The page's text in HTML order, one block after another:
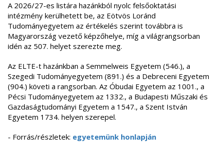
A 2026/27-es listára hazánkból nyolc felsőoktatási
intézmény kerülhetett be, az Eötvös Loránd
Tudományegyetem az értékelés szerint továbbra is
Magyarország vezető képzőhelye, míg a világrangsorban
idén az 507. helyet szerezte meg.
Az ELTE-t hazánkban a Semmelweis Egyetem (546.), a
Szegedi Tudományegyetem (891.) és a Debreceni Egyetem
(904.) követi a rangsorban. Az Óbudai Egyetem az 1001., a
Pécsi Tudományegyetem az 1332., a Budapesti Műszaki és
Gazdaságtudományi Egyetem a 1547., a Szent István
Egyetem 1734. helyen szerepel.
- Forrás/részletek: egyetemünk honlapján